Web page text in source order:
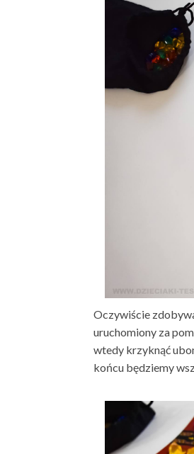
Oczywiście
uruchomiony za
wtedy krzyknąć
końcu będziemy